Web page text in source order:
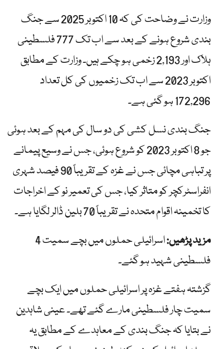
وزارت نے وضاحت کی کہ 10 اکتوبر 2025 سے جنگ
بندی شروع ہونے کے بعد سے اب تک 777 فلسطینی
ہلاک اور 2,193 زخمی ہو چکے ہیں۔ وزارت کے مطابق
اکتوبر 2023 سے اب تک زخمیوں کی کل تعداد
172,296 ہو گئی ہے۔
جنگ بندی نسل کشی کی دو سال کی مہم کے بعد ہوئی
جو 8 اکتوبر 2023 کو شروع ہوئی، جس نے وسیع پیمانے
پر تباہی مچائی جس نے غزہ کے تقریباً 90 فیصد شہری
انفراسٹرکچر کو متاثر کیا، جس کی تعمیر نو کے اخراجات
کا تخمینہ اقوام متحدہ نے تقریباً 70 بلین ڈالر لگایا ہے۔
مزید پڑھیں:
اسرائیلی حملوں میں بچے سمیت 4
فلسطینی شہید ہو گئے۔
گزشتہ ہفتے غزہ پر اسرائیلی حملوں میں ایک بچے
سمیت چار فلسطینی مارے گئے تھے۔ عینی شاہدین
نے بتایا کہ جنگ بندی کے معاہدے کے مطابق یہ